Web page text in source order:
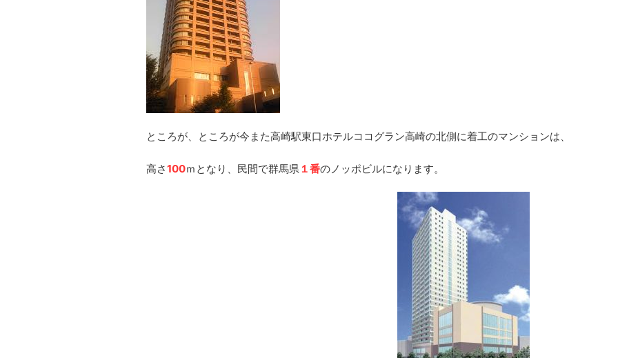
ところが、ところが今また高崎駅東口ホテルココグラン高崎の北側に着工のマンションは、
高さ100ｍとなり、民間で群馬県 １番のノッポビルになります。